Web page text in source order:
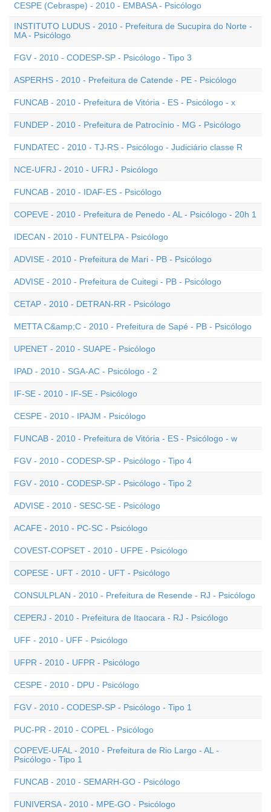
CESPE (Cebraspe) - 2010 - EMBASA - Psicólogo
INSTITUTO LUDUS - 2010 - Prefeitura de Sucupira do Norte -
MA - Psicólogo
FGV - 2010 - CODESP-SP - Psicólogo - Tipo 3
ASPERHS - 2010 - Prefeitura de Catende - PE - Psicólogo
FUNCAB - 2010 - Prefeitura de Vitória - ES - Psicólogo - x
FUNDEP - 2010 - Prefeitura de Patrocínio - MG - Psicólogo
FUNDATEC - 2010 - TJ-RS - Psicólogo - Judiciário classe R
NCE-UFRJ - 2010 - UFRJ - Psicólogo
FUNCAB - 2010 - IDAF-ES - Psicólogo
COPEVE - 2010 - Prefeitura de Penedo - AL - Psicólogo - 20h 1
IDECAN - 2010 - FUNTELPA - Psicólogo
ADVISE - 2010 - Prefeitura de Mari - PB - Psicólogo
ADVISE - 2010 - Prefeitura de Cuitegi - PB - Psicólogo
CETAP - 2010 - DETRAN-RR - Psicólogo
METTA C&amp;C - 2010 - Prefeitura de Sapé - PB - Psicólogo
UPENET - 2010 - SUAPE - Psicólogo
IPAD - 2010 - SGA-AC - Psicólogo - 2
IF-SE - 2010 - IF-SE - Psicólogo
CESPE - 2010 - IPAJM - Psicólogo
FUNCAB - 2010 - Prefeitura de Vitória - ES - Psicólogo - w
FGV - 2010 - CODESP-SP - Psicólogo - Tipo 4
FGV - 2010 - CODESP-SP - Psicólogo - Tipo 2
ADVISE - 2010 - SESC-SE - Psicólogo
ACAFE - 2010 - PC-SC - Psicólogo
COVEST-COPSET - 2010 - UFPE - Psicólogo
COPESE - UFT - 2010 - UFT - Psicólogo
CONSULPLAN - 2010 - Prefeitura de Resende - RJ - Psicólogo
CEPERJ - 2010 - Prefeitura de Itaocara - RJ - Psicólogo
UFF - 2010 - UFF - Psicólogo
UFPR - 2010 - UFPR - Psicólogo
CESPE - 2010 - DPU - Psicólogo
FGV - 2010 - CODESP-SP - Psicólogo - Tipo 1
PUC-PR - 2010 - COPEL - Psicólogo
COPEVE-UFAL - 2010 - Prefeitura de Rio Largo - AL -
Psicólogo - Tipo 1
FUNCAB - 2010 - SEMARH-GO - Psicólogo
FUNIVERSA - 2010 - MPE-GO - Psicólogo